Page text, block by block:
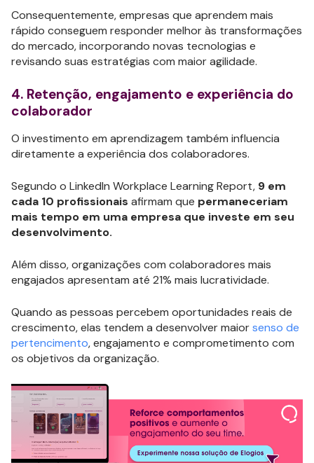
Consequentemente, empresas que aprendem mais
rápido conseguem responder melhor às transformações
do mercado, incorporando novas tecnologias e
revisando suas estratégias com maior agilidade.
4. Retenção, engajamento e experiência do
colaborador
O investimento em aprendizagem também influencia
diretamente a experiência dos colaboradores.
Segundo o LinkedIn Workplace Learning Report, 9 em
cada 10 profissionais afirmam que permaneceriam
mais tempo em uma empresa que investe em seu
desenvolvimento.
Além disso, organizações com colaboradores mais
engajados apresentam até 21% mais lucratividade.
Quando as pessoas percebem oportunidades reais de
crescimento, elas tendem a desenvolver maiorsenso de
pertencimento, engajamento e comprometimento com
os objetivos da organização.